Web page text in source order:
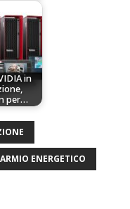
in
per…
ENERGETICO